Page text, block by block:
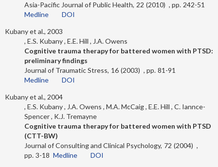
Asia-Pacific Journal of Public Health 22 2010
242-51
Medline
DOI
Kubany et al., 2003
E.S. Kubany E.E. Hill
J.A. Owens
Cognitive trauma therapy for battered women with PTSD:
preliminary findings
Journal of Traumatic Stress 16 2003
81-91
Medline
DOI
Kubany et al., 2004
E.S. Kubany
J.A. Owens M.A. McCaig E.E. Hill C. Iannce-
Spencer K.J. Tremayne
Cognitive trauma therapy for battered women with PTSD
(CTT-BW)
Journal of Consulting and Clinical Psychology 72 2004
3-18 Medline DOI